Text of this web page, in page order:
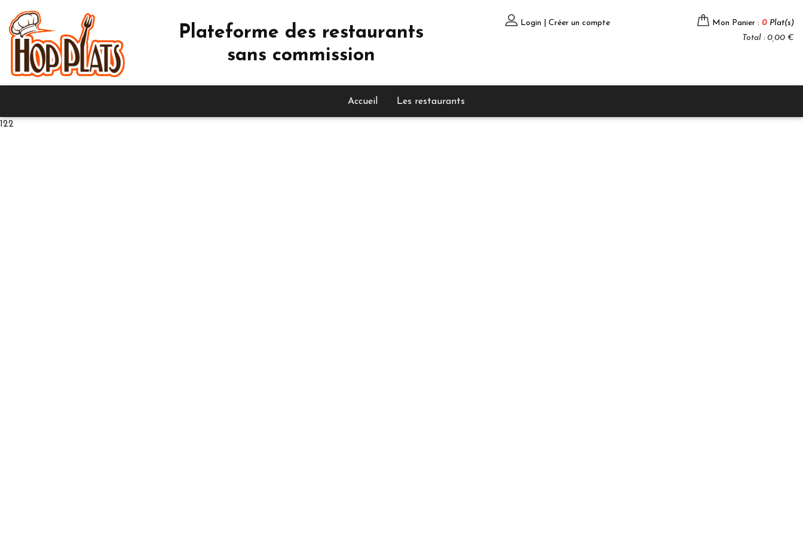
Plateforme des restaurants
sans commission
Login | Créer un compte Mon Panier : 0 Plat(s)
Total : 0,00 €
Accueil Les restaurants
122